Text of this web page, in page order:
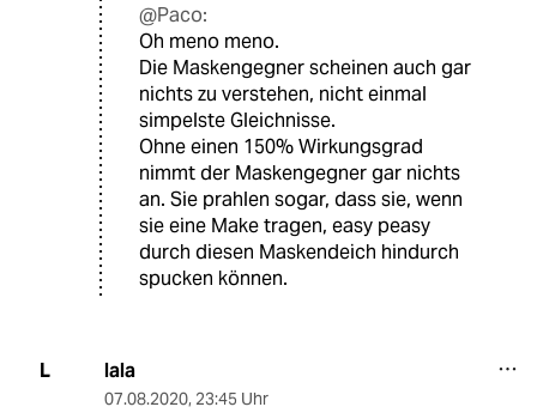
@Paco:
Oh meno meno.
Die Maskengegner scheinen auch gar
nichts zu verstehen, nicht einmal
simpelste Gleichnisse.
Ohne einen 150% Wirkungsgrad
nimmt der Maskengegner gar nichts
an. Sie prahlen sogar, dass sie, wenn
sie eine Make tragen, easy peasy
durch diesen Maskendeich hindurch
spucken können.
L lala
07.08.2020, 23:45 Uhr